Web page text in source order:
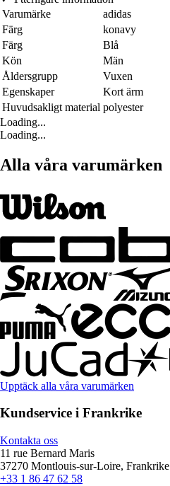
Varumärke
adidas
Färg
konavy
Färg
Blå
Kön
Män
Åldersgrupp
Vuxen
Egenskaper
Kort ärm
Huvudsakligt material polyester
Loading...
Loading...
Alla våra varumärken
Upptäck alla våra varumärken
Kundservice i Frankrike
Kontakta oss
11 rue Bernard Maris
37270 Montlouis-sur-Loire, Frankrike
+33 1 86 47 62 58